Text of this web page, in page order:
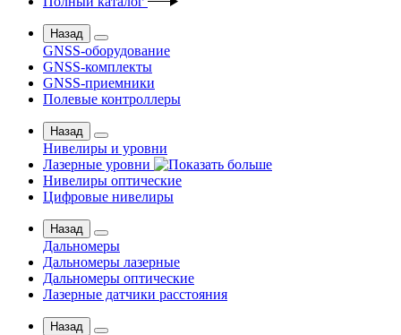
Назад
GNSS-оборудование
GNSS-комплекты
GNSS-приемники
Полевые контроллеры
Назад
Нивелиры и уровни
Лазерные уровни
Нивелиры оптические
Цифровые нивелиры
Назад
Дальномеры
Дальномеры лазерные
Дальномеры оптические
Лазерные датчики расстояния
Назад